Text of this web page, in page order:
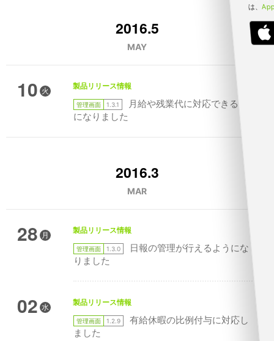
は、
2016.5
MAY
10 火
製品リリース情報
管理画面 1.3.1
月給や残業代に対応できるよう
になりました
2016.3
MAR
28 月
製品リリース情報
管理画面 1.3.0
日報の管理が行えるようにな
りました
02 水
製品リリース情報
管理画面 1.2.9
有給休暇の比例付与に対応し
ました